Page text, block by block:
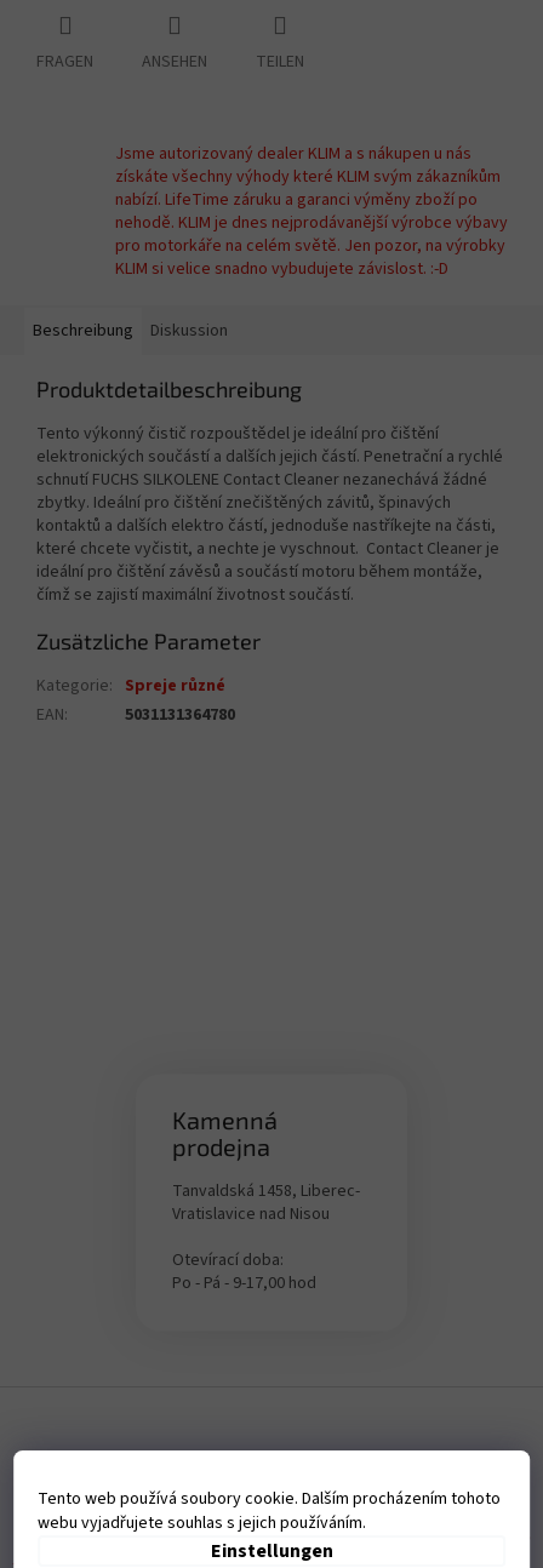
Tento web používá soubory cookie. Dalším procházením tohoto
webu vyjadřujete souhlas s jejich používáním.
Einstellungen
FRAGEN ANSEHEN TEILEN
Jsme autorizovaný dealer KLIM a s nákupen u nás
získáte všechny výhody které KLIM svým zákazníkům
nabízí. LifeTime záruku a garanci výměny zboží po
nehodě. KLIM je dnes nejprodávanější výrobce výbavy
pro motorkáře na celém světě. Jen pozor, na výrobky
KLIM si velice snadno vybudujete závislost. :-D
Beschreibung Diskussion
Produktdetailbeschreibung
Tento výkonný čistič rozpouštědel je ideální pro čištění
elektronických součástí a dalších jejich částí. Penetrační a rychlé
schnutí FUCHS SILKOLENE Contact Cleaner nezanechává žádné
zbytky. Ideální pro čištění znečištěných závitů, špinavých
kontaktů a dalších elektro částí, jednoduše nastříkejte na části,
které chcete vyčistit, a nechte je vyschnout. Contact Cleaner je
ideální pro čištění závěsů a součástí motoru během montáže,
čímž se zajistí maximální životnost součástí.
Zusätzliche Parameter
Kategorie: Spreje různé
EAN: 5031131364780
Kamenná
prodejna
Tanvaldská 1458, Liberec-
Vratislavice nad Nisou
Otevírací doba:
Po - Pá - 9-17,00 hod
ß